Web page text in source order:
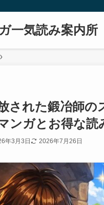
一気読み案内所
された鍛冶師の
ンガとお得な読
年3月3日 2026年7月26日